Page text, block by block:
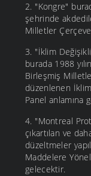
2. "Kongre"
şehrinde
Milletler
3. "İklim
burada 1988
Birleşmiş
düzenlenen
Panel anlamına
4. "Montreal
çıkartılan ve
düzeltmeler
Maddelere
gelecektir.